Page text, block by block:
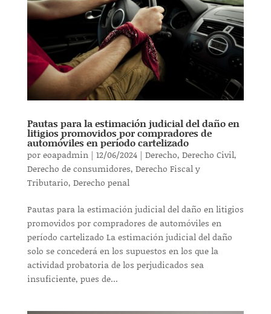
Pautas para la estimación judicial del daño en
litigios promovidos por compradores de
automóviles en período cartelizado
poreoapadmin| 12/06/2024| Derecho, Derecho Civil,
Derecho de consumidores, Derecho Fiscal y
Tributario, Derecho penal
Pautas para la estimación judicial del daño en litigios
promovidos por compradores de automóviles en
período cartelizado La estimación judicial del daño
solo se concederá en los supuestos en los que la
actividad probatoria de los perjudicados sea
insuficiente, pues de...